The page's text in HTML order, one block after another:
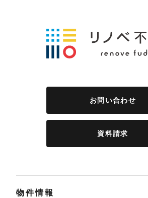
お問い合わせ
資料請求
物件情報